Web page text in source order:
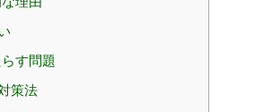
す問題
策法